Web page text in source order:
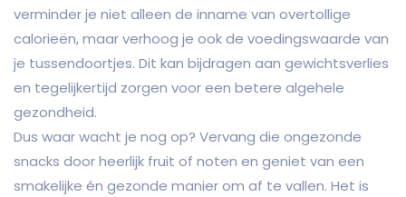
verminder je niet alleen de inname van overtollige
calorieën, maar verhoog je ook de voedingswaarde van
je tussendoortjes. Dit kan bijdragen aan gewichtsverlies
en tegelijkertijd zorgen voor een betere algehele
gezondheid.
Dus waar wacht je nog op? Vervang die ongezonde
snacks door heerlijk fruit of noten en geniet van een
smakelijke én gezonde manier om af te vallen. Het is